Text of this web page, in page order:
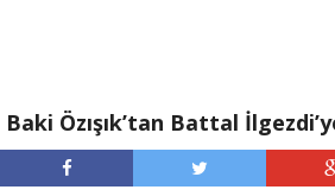
Baki Özışık’tan Battal